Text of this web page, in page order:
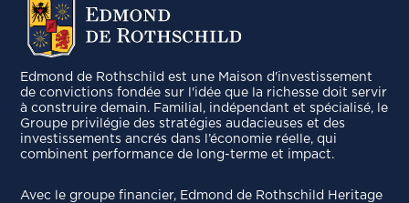
Edmond de Rothschild est une Maison d'investissement
de convictions fondée sur l'idée que la richesse doit servir
à construire demain. Familial, indépendant et spécialisé, le
Groupe privilégie des stratégies audacieuses et des
investissements ancrés dans l’économie réelle, qui
combinent performance de long-terme et impact.
Avec le groupe ﬁnancier, Edmond de Rothschild Heritage